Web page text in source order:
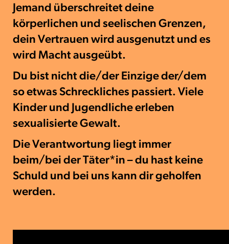
Jemand überschreitet deine
körperlichen und seelischen Grenzen,
dein Vertrauen wird ausgenutzt und es
wird Macht ausgeübt.
Du bist nicht die/der Einzige der/dem
so etwas Schreckliches passiert. Viele
Kinder und Jugendliche erleben
sexualisierte Gewalt.
Die Verantwortung liegt immer
beim/bei der Täter*in – du hast keine
Schuld und bei uns kann dir geholfen
werden.